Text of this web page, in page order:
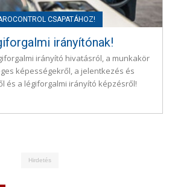
irányítónak!
irányító hivatásról, a munkakör
képességekről, a jelentkezés és
és a légiforgalmi irányító képzésről!
Hirdetés